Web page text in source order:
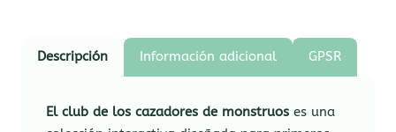
Descripción Información adicional GPSR
El club de los cazadores de monstruos es una